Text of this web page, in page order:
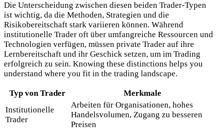
Die Unterscheidung zwischen diesen beiden Trader-Typen
ist wichtig, da die Methoden, Strategien und die
Risikobereitschaft stark variieren können. Während
institutionelle Trader oft über umfangreiche Ressourcen und
Technologien verfügen, müssen private Trader auf ihre
Lernbereitschaft und ihr Geschick setzen, um im Trading
erfolgreich zu sein. Knowing these distinctions helps you
understand where you fit in the trading landscape.
Typ von Trader
Merkmale
Institutionelle
Trader
Arbeiten für Organisationen, hohes
Handelsvolumen, Zugang zu besseren
Preisen